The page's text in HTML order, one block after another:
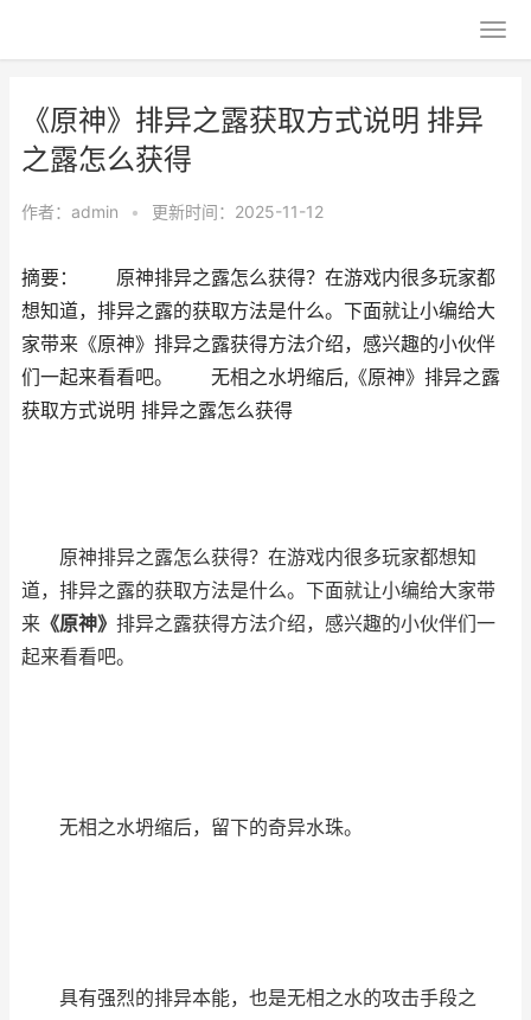
《原神》排异之露获取方式说明 排异
之露怎么获得
作者： admin • 更新时间：2025-11-12
摘要： 原神排异之露怎么获得？在游戏内很多玩家都
想知道，排异之露的获取方法是什么。下面就让小编给大
家带来《原神》排异之露获得方法介绍，感兴趣的小伙伴
们一起来看看吧。 无相之水坍缩后,《原神》排异之露
获取方式说明 排异之露怎么获得
原神排异之露怎么获得？在游戏内很多玩家都想知
道，排异之露的获取方法是什么。下面就让小编给大家带
来 《原神》 排异之露获得方法介绍，感兴趣的小伙伴们一
起来看看吧。
无相之水坍缩后，留下的奇异水珠。
具有强烈的排异本能，也是无相之水的攻击手段之